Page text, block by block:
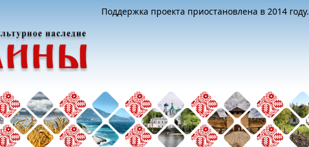
Поддержка проекта приостановлена в 2014 году.